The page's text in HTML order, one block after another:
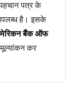
पत्र के
है। इसके
बैंक ऑफ
कर